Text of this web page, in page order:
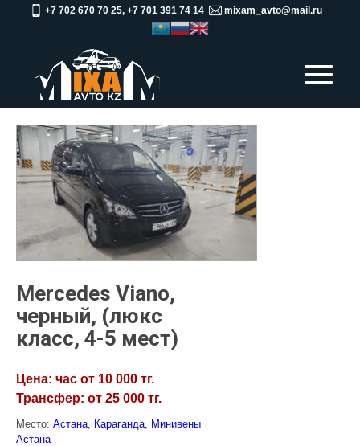
+7 702 670 70 25, +7 701 391 74 14 mixam_avto@mail.ru
Mercedes Viano,
черный, (люкс
класс, 4-5 мест)
Цена: час от 10 000 тг.
Трансфер: от 25 000 тг.
Место: Астана Караганда
Минивены
Астана